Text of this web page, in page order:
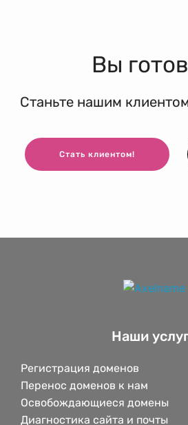
Вы
Станьте нашим
Стать клиентом!
Наши
Регистрация доменов
Перенос доменов к нам
Освобождающиеся домены
Диагностика сайта и почты